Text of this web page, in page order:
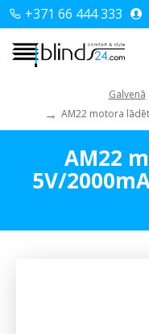
+371 66 444 333
Galvenā
AM22 motora
AM22
5V/